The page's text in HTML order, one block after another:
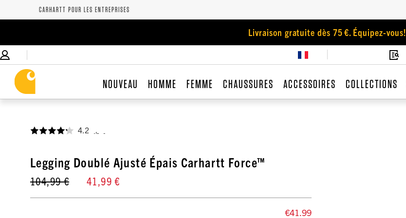
CARHARTT POUR LES ENTREPRISES
Livraison gratuite dès 75 €. Équipez-vous!
NOUVEAU HOMME FEMME CHAUSSURES ACCESSOIRES COLLECTIONS
4.2
Legging Doublé Ajusté Épais Carhartt Force™
104,99 € 41,99 €
€41.99